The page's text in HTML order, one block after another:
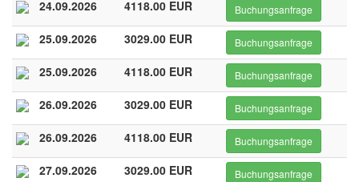
24.09.2026 4118.00 EUR Buchungsanfrage
25.09.2026 3029.00 EUR Buchungsanfrage
25.09.2026 4118.00 EUR Buchungsanfrage
26.09.2026 3029.00 EUR Buchungsanfrage
26.09.2026 4118.00 EUR Buchungsanfrage
27.09.2026 3029.00 EUR Buchungsanfrage